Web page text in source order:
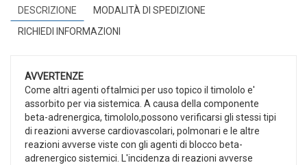
DESCRIZIONE
MODALITÀ DI SPEDIZIONE
RICHIEDI INFORMAZIONI
AVVERTENZE
Come altri agenti oftalmici per uso topico il timololo e'
assorbito per via sistemica. A causa della componente
beta-adrenergica, timololo,possono verificarsi gli stessi tipi
di reazioni avverse cardiovascolari, polmonari e le altre
reazioni avverse viste con gli agenti di blocco beta-
adrenergico sistemici. L'incidenza di reazioni avverse